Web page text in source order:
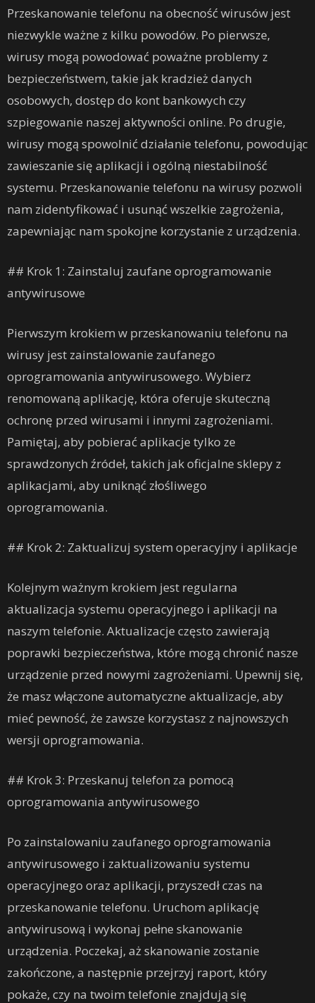
Przeskanowanie telefonu na obecność wirusów jest
niezwykle ważne z kilku powodów. Po pierwsze,
wirusy mogą powodować poważne problemy z
bezpieczeństwem, takie jak kradzież danych
osobowych, dostęp do kont bankowych czy
szpiegowanie naszej aktywności online. Po drugie,
wirusy mogą spowolnić działanie telefonu, powodując
zawieszanie się aplikacji i ogólną niestabilność
systemu. Przeskanowanie telefonu na wirusy pozwoli
nam zidentyfikować i usunąć wszelkie zagrożenia,
zapewniając nam spokojne korzystanie z urządzenia.
## Krok 1: Zainstaluj zaufane oprogramowanie
antywirusowe
Pierwszym krokiem w przeskanowaniu telefonu na
wirusy jest zainstalowanie zaufanego
oprogramowania antywirusowego. Wybierz
renomowaną aplikację, która oferuje skuteczną
ochronę przed wirusami i innymi zagrożeniami.
Pamiętaj, aby pobierać aplikacje tylko ze
sprawdzonych źródeł, takich jak oficjalne sklepy z
aplikacjami, aby uniknąć złośliwego
oprogramowania.
## Krok 2: Zaktualizuj system operacyjny i aplikacje
Kolejnym ważnym krokiem jest regularna
aktualizacja systemu operacyjnego i aplikacji na
naszym telefonie. Aktualizacje często zawierają
poprawki bezpieczeństwa, które mogą chronić nasze
urządzenie przed nowymi zagrożeniami. Upewnij się,
że masz włączone automatyczne aktualizacje, aby
mieć pewność, że zawsze korzystasz z najnowszych
wersji oprogramowania.
## Krok 3: Przeskanuj telefon za pomocą
oprogramowania antywirusowego
Po zainstalowaniu zaufanego oprogramowania
antywirusowego i zaktualizowaniu systemu
operacyjnego oraz aplikacji, przyszedł czas na
przeskanowanie telefonu. Uruchom aplikację
antywirusową i wykonaj pełne skanowanie
urządzenia. Poczekaj, aż skanowanie zostanie
zakończone, a następnie przejrzyj raport, który
pokaże, czy na twoim telefonie znajdują się